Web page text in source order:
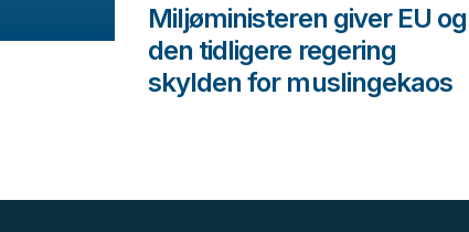
Miljøministeren giver EU og
den tidligere regering
skylden for muslingekaos